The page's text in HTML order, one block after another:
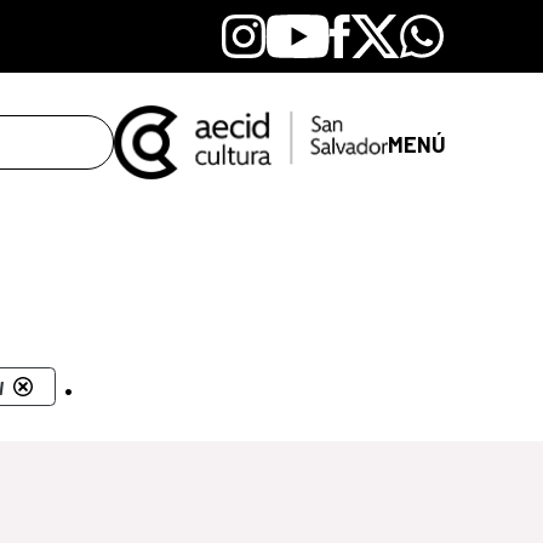
Instagram
YoutubeFacebook
X Whatsapp
MENÚ
.